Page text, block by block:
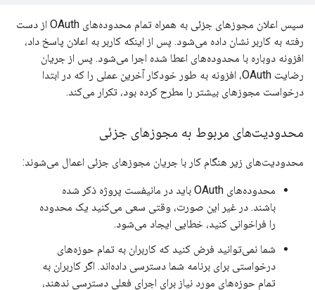
سپس اعلان مجوزهای جزئی به همراه تمام محدوده‌های OAuth از دست
رفته به کاربر نشان داده می‌شود. پس از اینکه کاربر به اعلان پاسخ داد،
افزونه دوباره با محدوده‌های اعطا شده اجرا می‌شود. پس از جریان
رضایت OAuth، افزونه به طور خودکار آخرین عملی را که در ابتدا
درخواست مجوزهای بیشتر را مطرح کرده بود، تکرار می‌کند.
محدودیت‌های مربوط به مجوزهای جزئی
محدودیت‌های زیر هنگام کار با جریان مجوزهای جزئی اعمال می‌شوند:
محدوده‌های OAuth باید در مانیفست پروژه ذکر شده
باشند. در غیر این صورت، وقتی سعی می‌کنید یک محدوده
را فراخوانی کنید، خطایی ایجاد می‌شود.
شما نمی‌توانید فرض کنید که کاربران به تمام حوزه‌های
درخواستی برای برنامه شما دسترسی داده‌اند. اگر کاربران به
تمام حوزه‌های مورد نیاز برای اجرای فعلی دسترسی ندهند،